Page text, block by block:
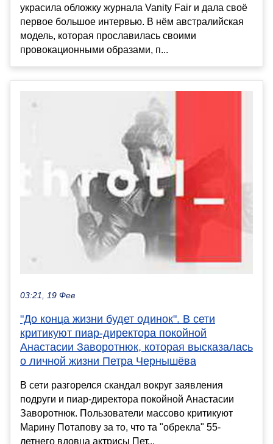
украсила обложку журнала Vanity Fair и дала своё
первое большое интервью. В нём австралийская
модель, которая прославилась своими
провокационными образами, п...
03:21, 19 Фев
"До конца жизни будет одинок". В сети
критикуют пиар-директора покойной
Анастасии Заворотнюк, которая высказалась
о личной жизни Петра Чернышёва
В сети разгорелся скандал вокруг заявления
подруги и пиар-директора покойной Анастасии
Заворотнюк. Пользователи массово критикуют
Марину Потапову за то, что та "обрекла" 55-
летнего вдовца актрисы Пет...